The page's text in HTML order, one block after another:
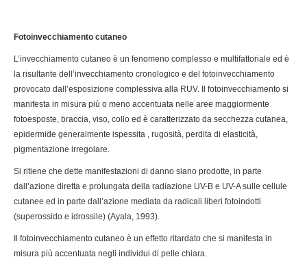
Fotoinvecchiamento cutaneo
L’invecchiamento cutaneo è un fenomeno complesso e multifattoriale ed è
la risultante dell’invecchiamento cronologico e del fotoinvecchiamento
provocato dall’esposizione complessiva alla RUV. Il fotoinvecchiamento si
manifesta in misura più o meno accentuata nelle aree maggiormente
fotoesposte, braccia, viso, collo ed è caratterizzato da secchezza cutanea,
epidermide generalmente ispessita , rugosità, perdita di elasticità,
pigmentazione irregolare.
Si ritiene che dette manifestazioni di danno siano prodotte, in parte
dall’azione diretta e prolungata della radiazione UV-B e UV-A sulle cellule
cutanee ed in parte dall’azione mediata da radicali liberi fotoindotti
(superossido e idrossile) (Ayala, 1993).
Il fotoinvecchiamento cutaneo è un effetto ritardato che si manifesta in
misura più accentuata negli individui di pelle chiara.